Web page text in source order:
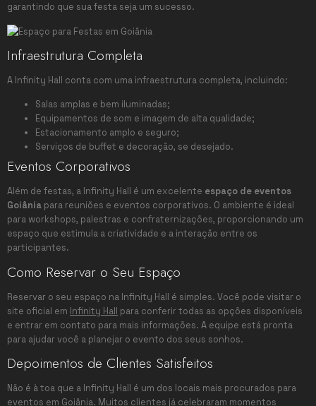
garantindo que sua festa seja um sucesso.
Infraestrutura Completa
A Infinity Hall conta com uma infraestrutura completa, incluindo:
Salas amplas e bem iluminadas;
Equipamentos de som e imagem de alta qualidade;
Estacionamento amplo e seguro;
Serviços de buffet e decoração, se desejado.
Eventos Corporativos
Além de festas, a Infinity Hall é um excelente espaço de eventos
Goiânia para reuniões e eventos corporativos. O ambiente é ideal
para workshops, palestras e confraternizações, proporcionando um
espaço que estimula a criatividade e a interação entre os
participantes.
Como Reservar o Seu Espaço
Reservar o seu espaço na Infinity Hall é simples. Você pode visitar o
site oficial em Infinity Hall para conferir todas as opções disponíveis
e entrar em contato para mais informações. A equipe está pronta
para ajudar você a planejar o evento dos seus sonhos.
Depoimentos de Clientes Satisfeitos
Não é à toa que a Infinity Hall é um dos locais mais procurados para
eventos em Goiânia. Muitos clientes já celebraram momentos